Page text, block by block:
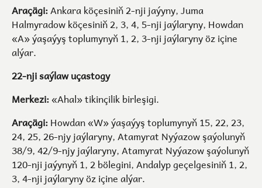
Araçägi:Ankara köçesiniň 2-nji jaýyny, Juma
Halmyradow köçesiniň 2, 3, 4, 5-nji jaýlaryny, Howdan
«A» ýaşaýyş toplumynyň 1, 2, 3-nji jaýlaryny öz içine
alýar.
22-nji saýlaw uçastogy
Merkezi:«Ahal» tikinçilik birleşigi.
Araçägi:Howdan «W» ýaşaýyş toplumynyň 15, 22, 23,
24, 25, 26-njy jaýlaryny, Atamyrat Nyýazow şaýolunyň
38/9, 42/9-njy jaýlaryny, Atamyrat Nyýazow şaýolunyň
120-nji jaýynyň 1, 2 bölegini, Andalyp geçelgesiniň 1, 2,
3, 4-nji jaýlaryny öz içine alýar.